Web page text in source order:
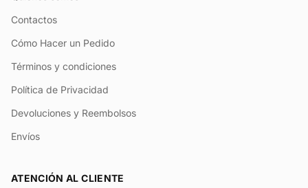
Contactos
Cómo Hacer un Pedido
Términos y condiciones
Política de Privacidad
Devoluciones y Reembolsos
Envíos
ATENCIÓN AL CLIENTE